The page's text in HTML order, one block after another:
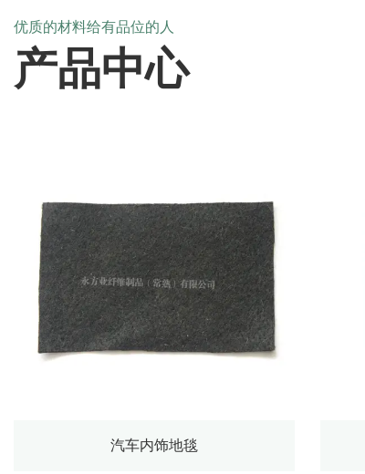
优质的材料给有品位的人
产品中心
汽车内饰地毯